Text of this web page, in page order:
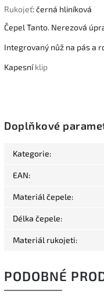
Rukojeť: černá hliníková
Čepel Tanto. Nerezová
Integrovaný nůž na pás a
Kapesníklip
Doplňkové
Kategorie:
EAN:
Materiál čepele:
Délka čepele:
Materiál rukojeti:
PODOBNÉ